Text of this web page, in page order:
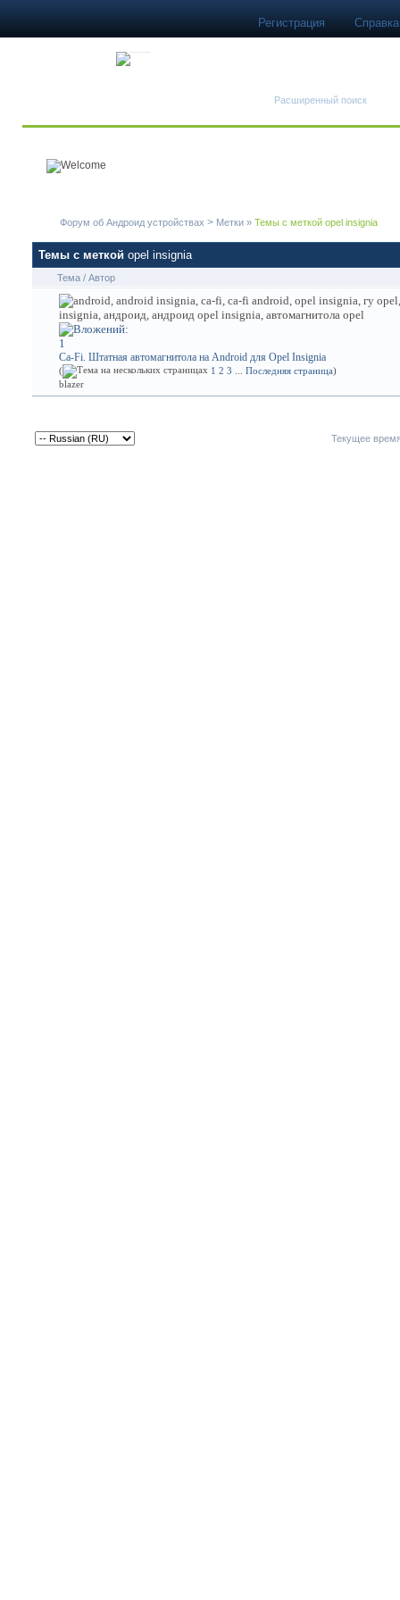
Регистрация Справка
Расширенный поиск
Форум об Андроид устройствах > Метки » Темы с меткой opel insignia
Темы с меткой opel insignia
Тема / Автор
Ca-Fi. Штатная автомагнитола на Android для Opel Insignia
( 1 2 3 Последняя страница)
blazer
Текущее